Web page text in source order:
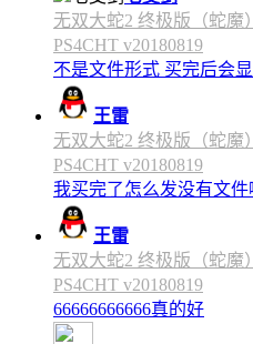
无双大蛇2 终极版（蛇魔
PS4CHT v20180819
不是文件形式 买完后会
王雷
无双大蛇2 终极版（蛇魔
PS4CHT v20180819
我买完了怎么发没有文件
王雷
无双大蛇2 终极版（蛇魔
PS4CHT v20180819
66666666666真的好